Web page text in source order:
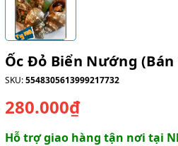
Ốc Đỏ Biển Nướng (Bán
SKU:5548305613999217732
280.000₫
Hỗ trợ giao hàng tận nơi tại